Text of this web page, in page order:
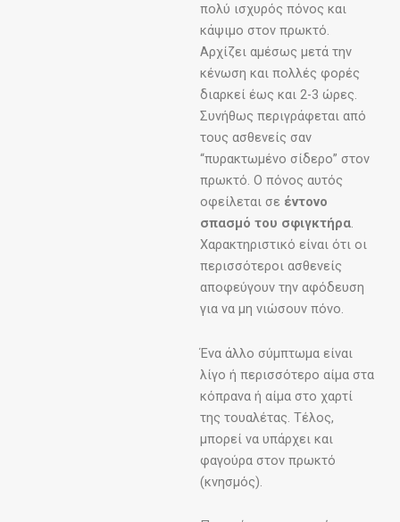
πολύ ισχυρός πόνος και
κάψιμο στον πρωκτό.
Αρχίζει αμέσως μετά την
κένωση και πολλές φορές
διαρκεί έως και 2-3 ώρες.
Συνήθως περιγράφεται από
τους ασθενείς σαν
“πυρακτωμένο σίδερο” στον
πρωκτό. Ο πόνος αυτός
οφείλεται σε έντονο
σπασμό του σφιγκτήρα.
Χαρακτηριστικό είναι ότι οι
περισσότεροι ασθενείς
αποφεύγουν την αφόδευση
για να μη νιώσουν πόνο.
Ένα άλλο σύμπτωμα είναι
λίγο ή περισσότερο αίμα στα
κόπρανα ή αίμα στο χαρτί
της τουαλέτας. Τέλος,
μπορεί να υπάρχει και
φαγούρα στον πρωκτό
(κνησμός).